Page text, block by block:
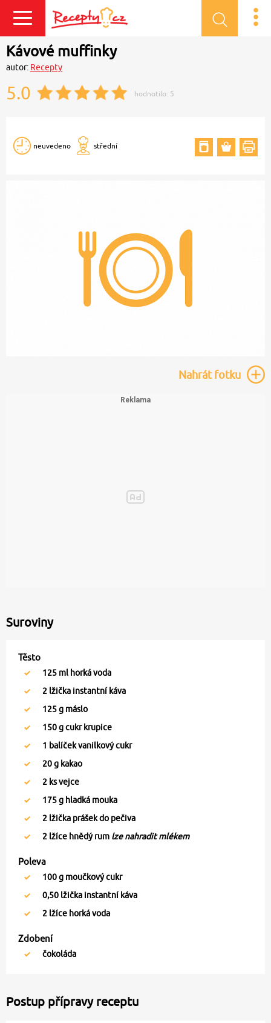
Přihlásit se
Kávové muffinky
autor: Recepty
5.0 hodnotilo: 5
neuvedeno střední
Nahrátfotku
Suroviny
Těsto
125 ml horká voda
2 lžička instantní káva
125g máslo
150g cukr krupice
1 balíček vanilkový cukr
20g kakao
2 ks vejce
175g hladká mouka
2 lžička prášek do pečiva
2 lžíce hnědý rum lze nahradit mlékem
Poleva
100g moučkový cukr
0,50 lžička instantní káva
2 lžíce horká voda
Zdobení
čokoláda
Postup přípravy receptu